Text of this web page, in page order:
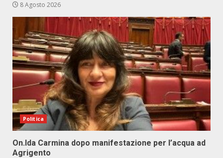
8 Agosto 2026
Politica
On.Ida Carmina dopo manifestazione per l’acqua ad
Agrigento